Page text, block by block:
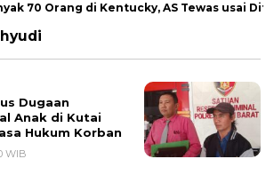
70 Orang di Kentucky, AS Tewas usai
Dugaan
Anak di Kutai
Hukum Korban
WIB